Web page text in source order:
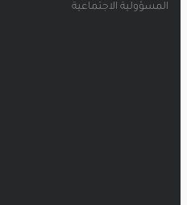
المسؤولية الاجتماعية